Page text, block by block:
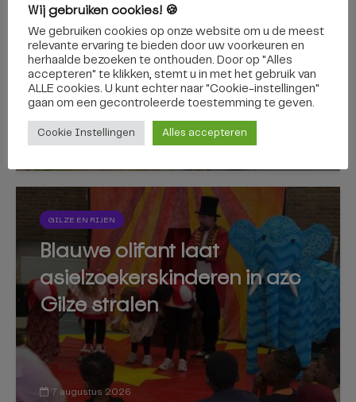
naar de Efteling? Binnenkort
kan het
7 augustus 2026
GILZE EN RIJEN
Blauwe olifant laat
asielzoekerskinderen in azc
Gilze stralen
7 augustus 2026
Wij gebruiken cookies! 🍪
We gebruiken cookies op onze website om u de meest
relevante ervaring te bieden door uw voorkeuren en
herhaalde bezoeken te onthouden. Door op "Alles
accepteren" te klikken, stemt u in met het gebruik van
ALLE cookies. U kunt echter naar "Cookie-instellingen"
gaan om een ​​gecontroleerde toestemming te geven.
Cookie Instellingen Alles accepteren